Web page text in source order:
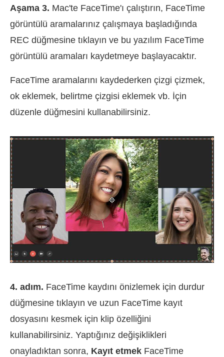
Aşama 3. Mac'te FaceTime'ı çalıştırın, FaceTime
görüntülü aramalarınız çalışmaya başladığında
REC düğmesine tıklayın ve bu yazılım FaceTime
görüntülü aramaları kaydetmeye başlayacaktır.
FaceTime aramalarını kaydederken çizgi çizmek,
ok eklemek, belirtme çizgisi eklemek vb. İçin
düzenle düğmesini kullanabilirsiniz.
4. adım. FaceTime kaydını önizlemek için durdur
düğmesine tıklayın ve uzun FaceTime kayıt
dosyasını kesmek için klip özelliğini
kullanabilirsiniz. Yaptığınız değişiklikleri
onayladıktan sonra, Kayıt etmek FaceTime